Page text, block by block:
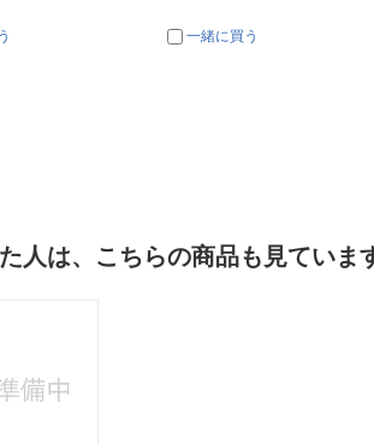
一緒に買う
人は、こちらの商品も見ていま